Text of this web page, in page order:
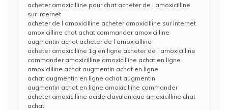
acheter amoxicilline pour chat acheter de l amoxicilline
sur internet
acheter de l amoxicilline acheter amoxicilline sur internet
amoxicilline chat achat commander amoxicilline
augmentin achat acheter de l amoxicilline
acheter amoxicilline 1g en ligne acheter de l amoxicilline
commander amoxicilline amoxicilline achat en ligne
amoxicilline achat augmentin achat en ligne
achat augmentin en ligne achat augmentin
augmentin achat en ligne amoxicilline commander
acheter amoxicilline acide clavulanique amoxicilline chat
achat